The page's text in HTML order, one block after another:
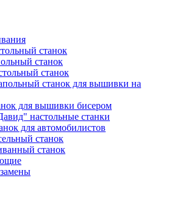
станок
станок
станок
станок для вышивки на
для вышивки бисером
настольные станки
для автомобилистов
станок
станок